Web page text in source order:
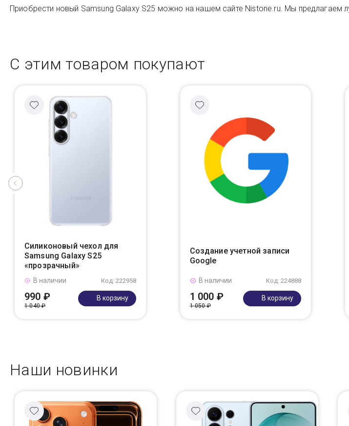
Приобрести новый Samsung Galaxy S25 можно на нашем сайте Nistone.ru. Мы предлагаем
С этим товаром покупают
Силиконовый чехол для
Samsung Galaxy S25
«прозрачный»
Код: 222958
В наличии
990 ₽
1 040 ₽
В корзину
Создание учетной записи
Google
Код: 224888
В наличии
1 000 ₽
1 050 ₽
В корзину
Наши новинки